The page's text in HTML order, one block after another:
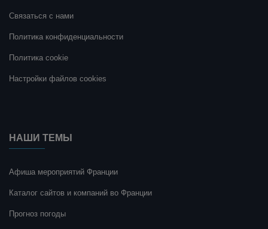
Связаться с нами
Политика конфиденциальности
Политика cookie
Настройки файлов cookies
НАШИ ТЕМЫ
Афиша мероприятий Франции
Каталог сайтов и компаний во Франции
Прогноз погоды